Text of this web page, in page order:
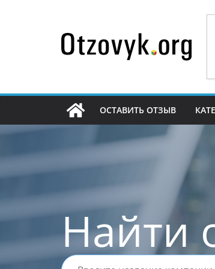
содержимому
ОСТАВИТЬ ОТЗЫВ
Найти